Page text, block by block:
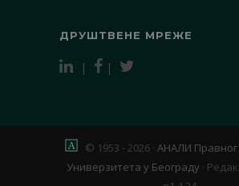
ДРУШТВЕНЕ МРЕЖЕ
| |
© 1953 - 2026 · АНАЛИ Правног
Универзитета у Београду ·